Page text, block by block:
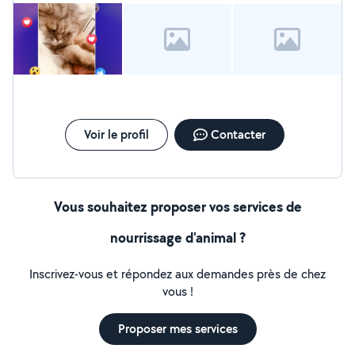
efficace Je suis vraiment satisfait et je recommande vrmt si
vous chercher qlq de confiance
Voir le profil Contacter
Vous souhaitez proposer vos services de
nourrissage d'animal ?
Inscrivez-vous et répondez aux demandes près de chez
vous !
Proposer mes services